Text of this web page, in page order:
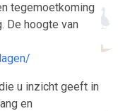
tegemoetkoming
De hoogte van
u inzicht geeft in
en